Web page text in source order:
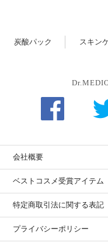
炭酸パック スキン
会社概要
ベストコスメ受賞アイテム
特定商取引法に関する表記
プライバシーポリシー